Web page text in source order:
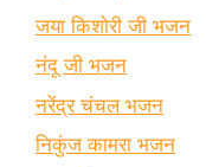
जया किशोरी जी भजन
नंदू जी भजन
नरेंद्र चंचल भजन
निकुंज कामरा भजन